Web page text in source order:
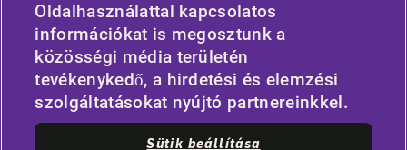
VÁLLALAT
MARADJON KAPCSOLATBAN
Facebook
Twitter
Oldalhasználattal kapcsolatos
információkat is megosztunk a
közösségi média területén
tevékenykedő, a hirdetési és elemzési
szolgáltatásokat nyújtó partnereinkkel.
Sütik beállítása